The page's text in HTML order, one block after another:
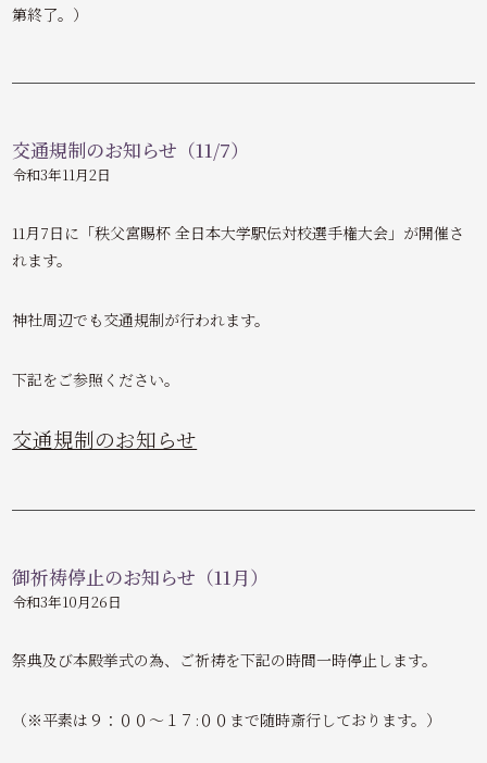
第終了。）
交通規制のお知らせ（11/7）
令和3年11月2日
11月7日に「秩父宮賜杯 全日本大学駅伝対校選手権大会」が開催さ
れます。
神社周辺でも交通規制が行われます。
下記をご参照ください。
交通規制のお知らせ
御祈祷停止のお知らせ（11月）
令和3年10月26日
祭典及び本殿挙式の為、ご祈祷を下記の時間一時停止します。
（※平素は９：００～１７:００まで随時斎行しております。）